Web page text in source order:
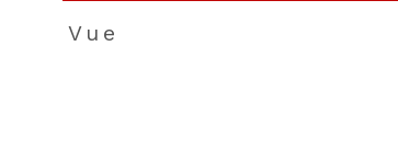
Vue